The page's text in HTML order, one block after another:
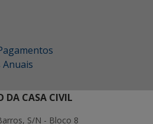
DA CASA CIVIL
S/N - Bloco 8